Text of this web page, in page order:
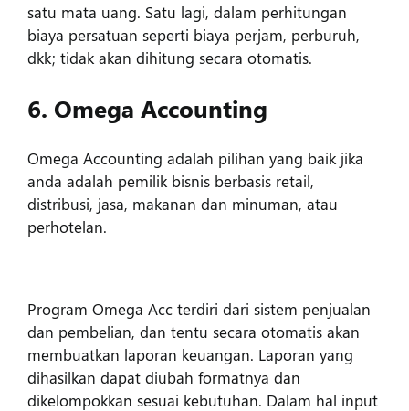
satu mata uang. Satu lagi, dalam perhitungan
biaya persatuan seperti biaya perjam, perburuh,
dkk; tidak akan dihitung secara otomatis.
6. Omega Accounting
Omega Accounting adalah pilihan yang baik jika
anda adalah pemilik bisnis berbasis retail,
distribusi, jasa, makanan dan minuman, atau
perhotelan.
Program Omega Acc terdiri dari sistem penjualan
dan pembelian, dan tentu secara otomatis akan
membuatkan laporan keuangan. Laporan yang
dihasilkan dapat diubah formatnya dan
dikelompokkan sesuai kebutuhan. Dalam hal input